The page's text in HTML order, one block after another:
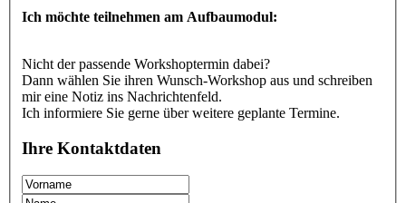
Ich möchte teilnehmen am Aufbaumodul:
Nicht der passende Workshoptermin dabei?
Dann wählen Sie ihren Wunsch-Workshop aus und schreiben
mir eine Notiz ins Nachrichtenfeld.
Ich informiere Sie gerne über weitere geplante Termine.
Ihre Kontaktdaten